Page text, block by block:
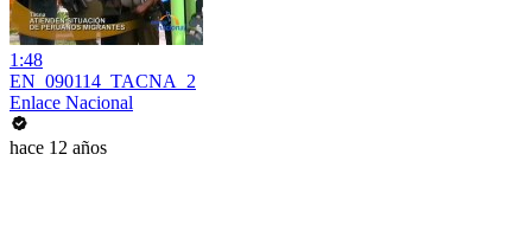
1:48
EN_090114_TACNA_2
Enlace Nacional
hace 12 años